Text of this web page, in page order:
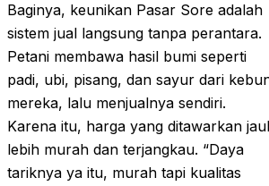
Baginya, keunikan Pasar Sore adalah
sistem jual langsung tanpa perantara.
Petani membawa hasil bumi seperti
padi, ubi, pisang, dan sayur dari
mereka, lalu menjualnya sendiri.
Karena itu, harga yang ditawarkan
lebih murah dan terjangkau. “Daya
tariknya ya itu, murah tapi kualitas